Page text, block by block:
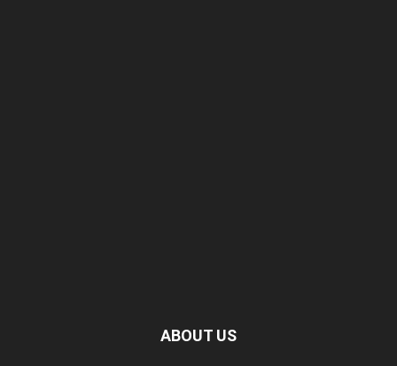
ABOUT US